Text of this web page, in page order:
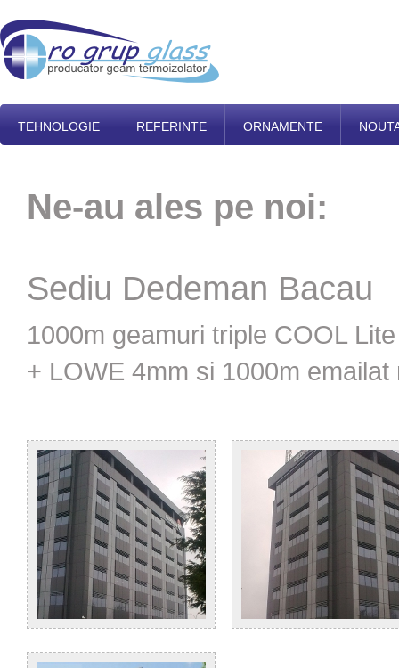
TEHNOLOGIE REFERINTE ORNAMENTE
Ne-au ales pe noi:
Sediu Dedeman Bacau
1000m geamuri triple COOL
+ LOWE 4mm si 1000m emailat